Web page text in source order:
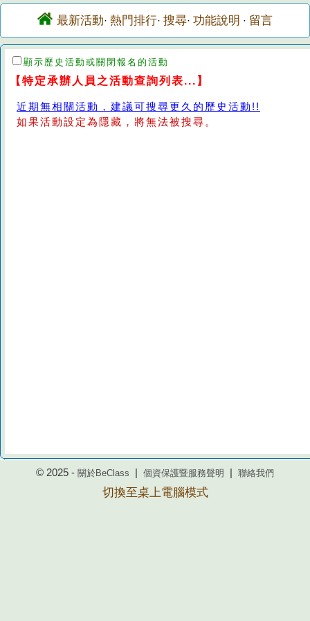
最新活動· 熱門排行· 搜尋· 功能說明 · 留言
顯示歷史活動或關閉報名的活動
【特定承辦人員之活動查詢列表...】
近期無相關活動，建議可搜尋更久的歷史活動!!
如果活動設定為隱藏，將無法被搜尋。
© 2025 - 關於BeClass 個資保護暨服務聲明 聯絡我們
切換至桌上電腦模式